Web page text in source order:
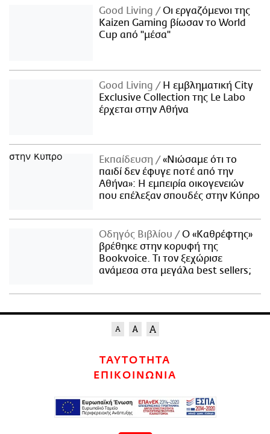
Good Living
Οι εργαζόμενοι της
Kaizen Gaming βίωσαν το World
Cup από "μέσα"
Good Living
Η εμβληματική City
Exclusive Collection της Le Labo
έρχεται στην Αθήνα
Εκπαίδευση
«Νιώσαμε ότι το
παιδί δεν έφυγε ποτέ από την
Αθήνα»: Η εμπειρία οικογενειών
που επέλεξαν σπουδές στην Κύπρο
Οδηγός Βιβλίου
Ο «Καθρέφτης»
βρέθηκε στην κορυφή της
Bookvoice. Τι τον ξεχώρισε
ανάμεσα στα μεγάλα best sellers;
ΤΑΥΤΟΤΗΤΑ
ΕΠΙΚΟΙΝΩΝΙΑ